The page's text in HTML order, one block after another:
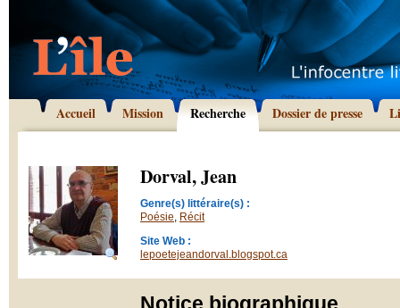
Accueil Mission Recherche Dossier de presse
Dorval, Jean
Genre(s) littéraire(s) :
Poésie, Récit
Site Web :
lepoetejeandorval.blogspot.ca